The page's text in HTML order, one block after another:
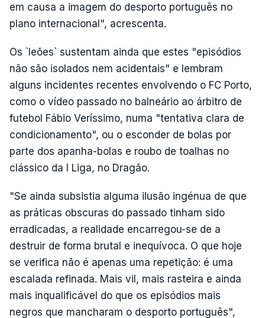
em causa a imagem do desporto português no
plano internacional", acrescenta.
Os `leões` sustentam ainda que estes "episódios
não são isolados nem acidentais" e lembram
alguns incidentes recentes envolvendo o FC Porto,
como o vídeo passado no balneário ao árbitro de
futebol Fábio Veríssimo, numa "tentativa clara de
condicionamento", ou o esconder de bolas por
parte dos apanha-bolas e roubo de toalhas no
clássico da I Liga, no Dragão.
"Se ainda subsistia alguma ilusão ingénua de que
as práticas obscuras do passado tinham sido
erradicadas, a realidade encarregou-se de a
destruir de forma brutal e inequívoca. O que hoje
se verifica não é apenas uma repetição: é uma
escalada refinada. Mais vil, mais rasteira e ainda
mais inqualificável do que os episódios mais
negros que mancharam o desporto português",